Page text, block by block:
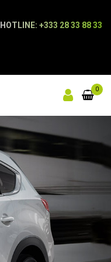
HOTLINE: +333 28 33 88 33
0